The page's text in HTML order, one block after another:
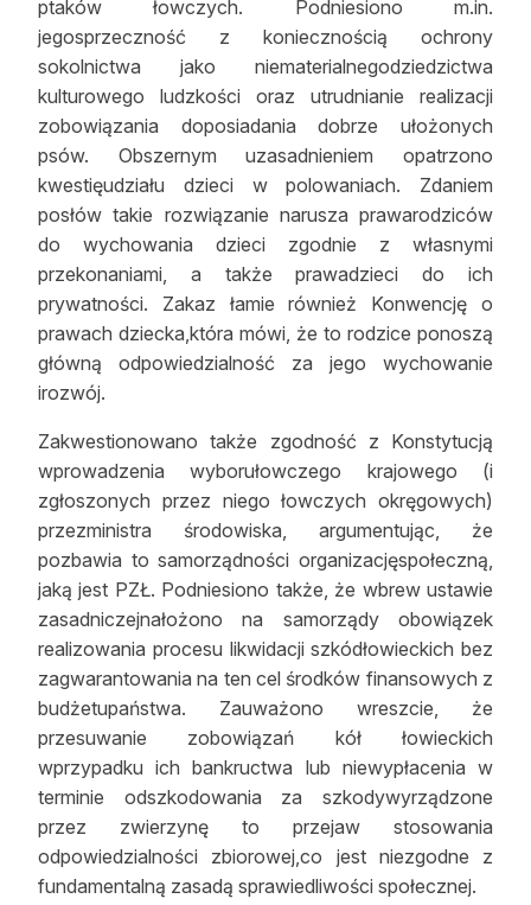
ptaków łowczych. Podniesiono m.in.
jegosprzeczność z koniecznością ochrony
sokolnictwa jako niematerialnegodziedzictwa
kulturowego ludzkości oraz utrudnianie realizacji
zobowiązania doposiadania dobrze ułożonych
psów. Obszernym uzasadnieniem opatrzono
kwestięudziału dzieci w polowaniach. Zdaniem
posłów takie rozwiązanie narusza prawarodziców
do wychowania dzieci zgodnie z własnymi
przekonaniami, a także prawadzieci do ich
prywatności. Zakaz łamie również Konwencję o
prawach dziecka,która mówi, że to rodzice ponoszą
główną odpowiedzialność za jego wychowanie
irozwój.
Zakwestionowano także zgodność z Konstytucją
wprowadzenia wyborułowczego krajowego (i
zgłoszonych przez niego łowczych okręgowych)
przezministra środowiska, argumentując, że
pozbawia to samorządności organizacjęspołeczną,
jaką jest PZŁ. Podniesiono także, że wbrew ustawie
zasadniczejnałożono na samorządy obowiązek
realizowania procesu likwidacji szkódłowieckich bez
zagwarantowania na ten cel środków finansowych z
budżetupaństwa. Zauważono wreszcie, że
przesuwanie zobowiązań kół łowieckich
wprzypadku ich bankructwa lub niewypłacenia w
terminie odszkodowania za szkodywyrządzone
przez zwierzynę to przejaw stosowania
odpowiedzialności zbiorowej,co jest niezgodne z
fundamentalną zasadą sprawiedliwości społecznej.